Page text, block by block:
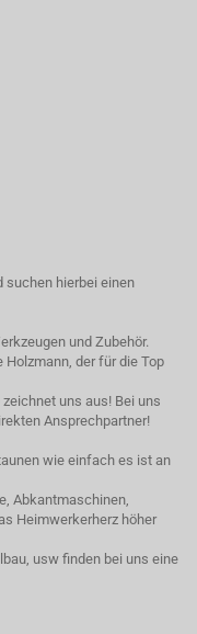
suchen hierbei einen
und Zubehör.
der für die Top
uns aus! Bei uns
Ansprechpartner!
wie einfach es ist an
Abkantmaschinen,
Heimwerkerherz höher
usw finden bei uns eine